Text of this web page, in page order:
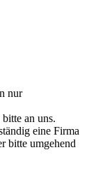
nur
an uns.
eine Firma
bitte umgehend